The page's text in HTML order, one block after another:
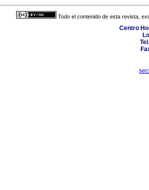
Todo el contenido de esta revista,
Centro